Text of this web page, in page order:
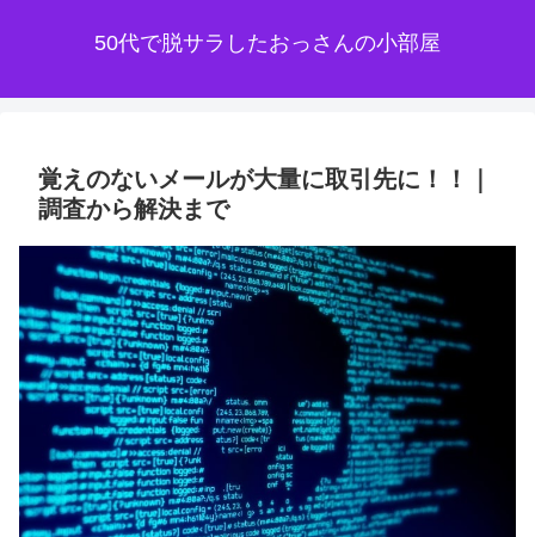
50代で脱サラしたおっさんの小部屋
覚えのないメールが大量に取引先に！！｜
調査から解決まで